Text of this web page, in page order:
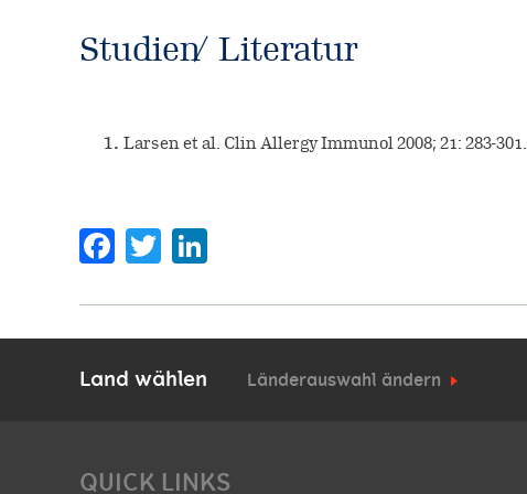
Studien / Literatur
Larsen et al. Clin Allergy Immunol 2008; 21: 283-301.
Facebook
Twitter
Land wählen Länderauswahl ändern
QUICK LINKS